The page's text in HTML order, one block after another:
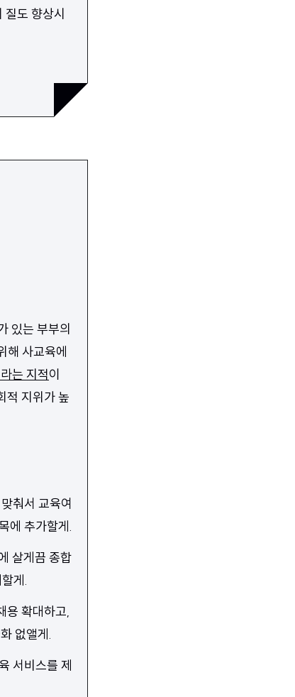
도 향상시
있는 부부의
해 사교육에
는 지적이
적 지위가 높
춰서 교육여
에 추가할게.
살게끔 종합
게.
용 확대하고,
없앨게.
서비스를 제